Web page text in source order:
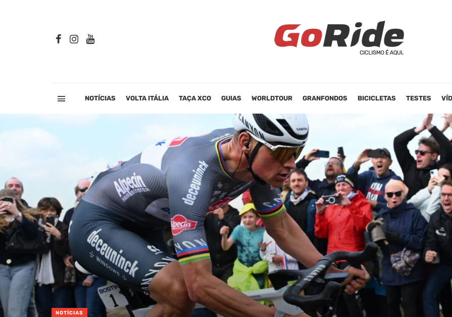
NOTÍCIAS VOLTA ITÁLIA TAÇA XCO GUIAS WORLDTOUR GRANFONDOS BICICLETAS TESTES
NOTÍCIAS